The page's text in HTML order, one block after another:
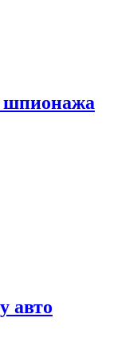
шпионажа
авто